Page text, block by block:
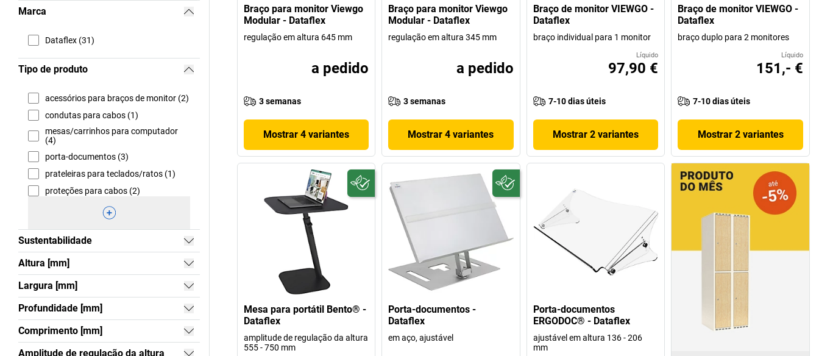
Marca
Dataflex (31)
Tipo de produto
acessórios para braços de monitor (2)
condutas para cabos (1)
mesas/carrinhos para computador
(4)
porta-documentos (3)
prateleiras para teclados/ratos (1)
proteções para cabos (2)
Sustentabilidade
Altura [mm]
Largura [mm]
Profundidade [mm]
Comprimento [mm]
Amplitude de regulação da altura
Braço para monitor Viewgo
Modular - Dataflex
regulação em altura 645 mm
a pedido
3 semanas
Mostrar 4 variantes
Braço para monitor Viewgo
Modular - Dataflex
regulação em altura 345 mm
a pedido
3 semanas
Mostrar 4 variantes
Braço de monitor VIEWGO -
Dataflex
braço individual para 1 monitor
Líquido
97,90 €
7-10 dias úteis
Mostrar 2 variantes
Braço de monitor VIEWGO -
Dataflex
braço duplo para 2 monitores
Líquido
151,- €
7-10 dias úteis
Mostrar 2 variantes
Mesa para portátil Bento® -
Dataflex
amplitude de regulação da altura
555 - 750 mm
Porta-documentos -
Dataflex
em aço, ajustável
Porta-documentos
ERGODOC® - Dataflex
ajustável em altura 136 - 206
mm